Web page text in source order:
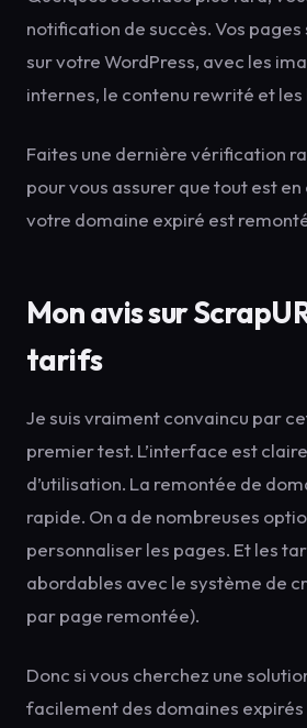
notification de succès. Vos
sur votre WordPress, avec les
internes, le contenu rewrité et les
Faites une dernière vérification
pour vous assurer que tout est
votre domaine expiré est
Mon avis sur
tarifs
Je suis vraiment convaincu par
premier test. L’interface est
d’utilisation. La remontée de
rapide. On a de nombreuses
personnaliser les pages. Et les
abordables avec le système de
par page remontée).
Donc si vous cherchez une
facilement des domaines